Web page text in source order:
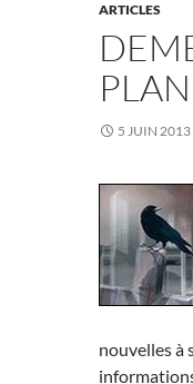
ARTICLES
5 JUIN 2013
nouvelles à